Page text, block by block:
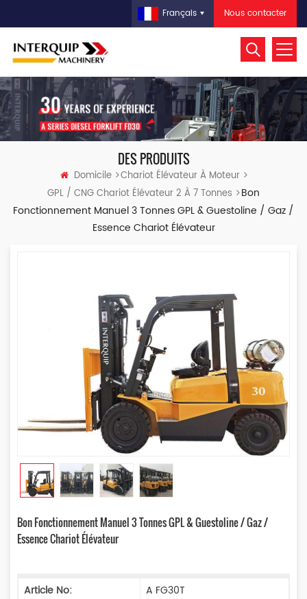
Nous contacter
Français
DES PRODUITS
Domicile
Chariot Élévateur À Moteur
GPL / CNG Chariot Élévateur 2 À 7 Tonnes
Bon
Fonctionnement Manuel 3 Tonnes GPL & Guestoline / Gaz /
Essence Chariot Élévateur
Bon Fonctionnement Manuel 3 Tonnes GPL & Guestoline / Gaz /
Essence Chariot Élévateur
Article No:
A FG30T